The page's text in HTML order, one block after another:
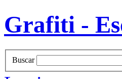
Grafiti -
Buscar